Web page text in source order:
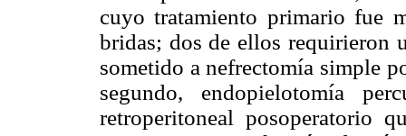
cuyo tratamiento primario fue
bridas; dos de ellos requirieron
sometido a nefrectomía simple
segundo, endopielotomía
retroperitoneal posoperatorio